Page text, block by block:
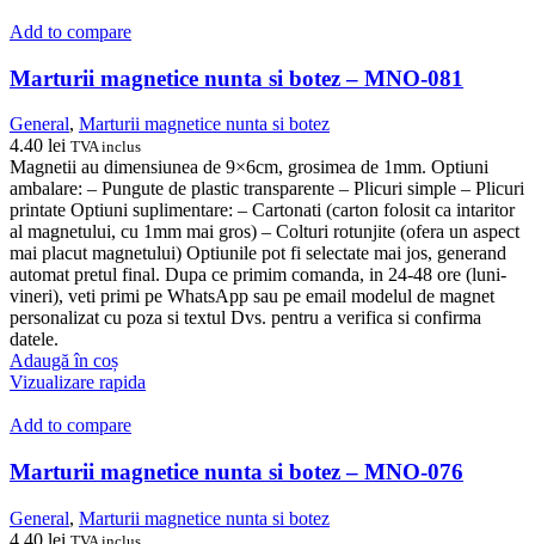
Add to compare
Marturii magnetice nunta si botez – MNO-081
General, Marturii magnetice nunta si botez
4.40 lei TVA inclus
Magnetii au dimensiunea de 9×6cm, grosimea de 1mm. Optiuni
ambalare: – Pungute de plastic transparente – Plicuri simple – Plicuri
printate Optiuni suplimentare: – Cartonati (carton folosit ca intaritor
al magnetului, cu 1mm mai gros) – Colturi rotunjite (ofera un aspect
mai placut magnetului) Optiunile pot fi selectate mai jos, generand
automat pretul final. Dupa ce primim comanda, in 24-48 ore (luni-
vineri), veti primi pe WhatsApp sau pe email modelul de magnet
personalizat cu poza si textul Dvs. pentru a verifica si confirma
datele.
Adaugă în coș
Vizualizare rapida
Add to compare
Marturii magnetice nunta si botez – MNO-076
General, Marturii magnetice nunta si botez
4.40 lei